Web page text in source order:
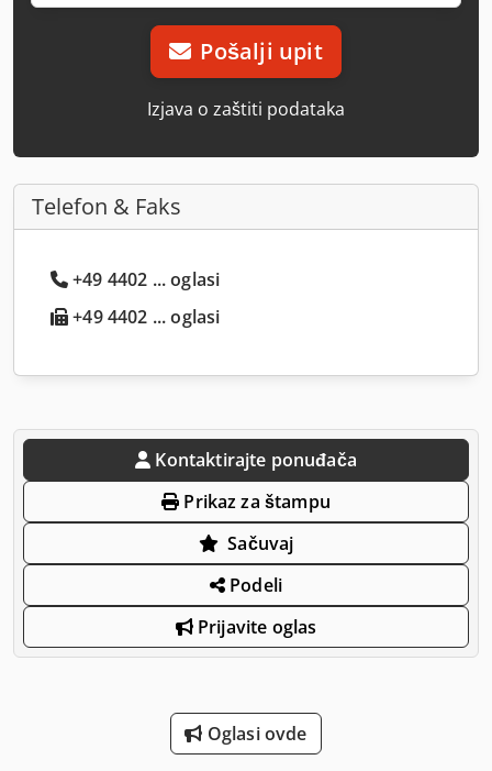
Pošalji upit
Izjava o zaštiti podataka
Telefon & Faks
+49 4402 ... oglasi
+49 4402 ... oglasi
Kontaktirajte ponuđača
Prikaz za štampu
Sačuvaj
Podeli
Prijavite oglas
Oglasi ovde